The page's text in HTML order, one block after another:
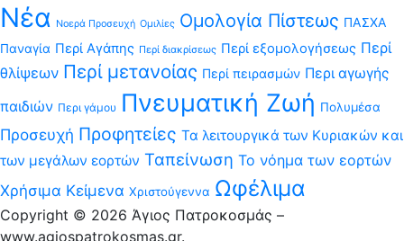
Νέα Νοερά Προσευχή Ομιλίες Ομολογία Πίστεως ΠΑΣΧΑ
Παναγία Περί Αγάπης Περί διακρίσεως Περί εξομολογήσεως Περί
θλίψεων Περί μετανοίας Περί πειρασμών Περι αγωγής
παιδιών Περι γάμου Πνευματική Ζωή Πολυμέσα
Προσευχή Προφητείες Τα λειτουργικά των Κυριακών και
των μεγάλων εορτών Ταπείνωση Το νόημα των εορτών
Χρήσιμα Κείμενα Χριστούγεννα Ωφέλιμα
Copyright © 2026 Άγιος Πατροκοσμάς –
www.agiospatrokosmas.gr.